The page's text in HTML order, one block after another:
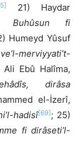
21) Haydar
Buhûsun fi
Humeyd Yûsuf
merviyyati’t-
Ebû Halîma,
dirâsa
el-İzerî,
hadisî[69]; 25)
fi dirâseti’l-